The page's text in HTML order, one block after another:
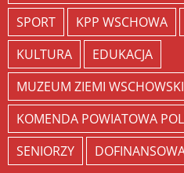
SPORT
KPP WSCHOWA
KULTURA
EDUKACJA
MUZEUM ZIEMI
KOMENDA POWIATOWA
SENIORZY